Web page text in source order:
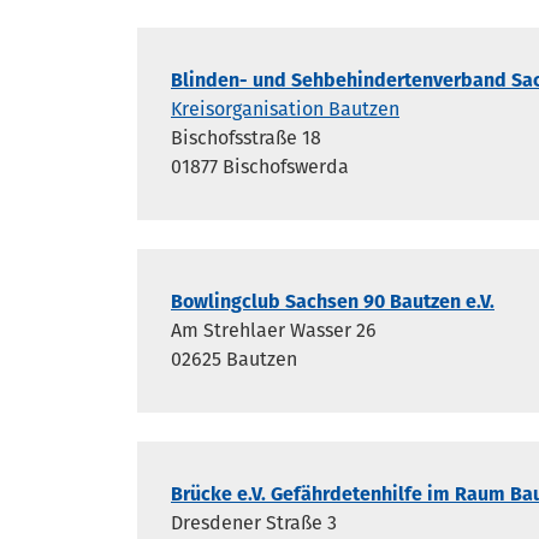
Blinden- und Sehbehindertenverband
Kreisorganisation Bautzen
Bischofsstraße 18
01877 Bischofswerda
Bowlingclub Sachsen 90 Bautzen e.V.
Am Strehlaer Wasser 26
02625 Bautzen
Brücke e.V. Gefährdetenhilfe im Raum
Dresdener Straße 3